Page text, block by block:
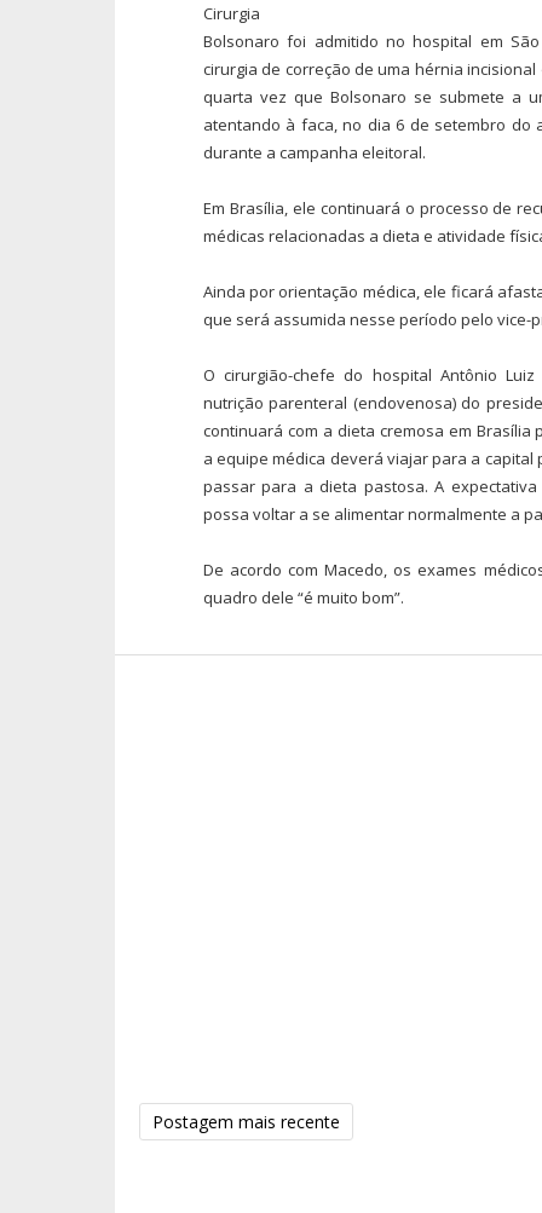
Cirurgia
Bolsonaro foi admitido no hospital em
cirurgia de correção de uma hérnia
quarta vez que Bolsonaro se submete a
atentando à faca, no dia 6 de setembro do
durante a campanha eleitoral.
Em Brasília, ele continuará o processo de
médicas relacionadas a dieta e atividade
Ainda por orientação médica, ele ficará
que será assumida nesse período pelo vice-
O cirurgião-chefe do hospital Antônio
nutrição parenteral (endovenosa) do
continuará com a dieta cremosa em
a equipe médica deverá viajar para a
passar para a dieta pastosa. A
possa voltar a se alimentar normalmente a
De acordo com Macedo, os exames
quadro dele “é muito bom”.
Postagem mais recente